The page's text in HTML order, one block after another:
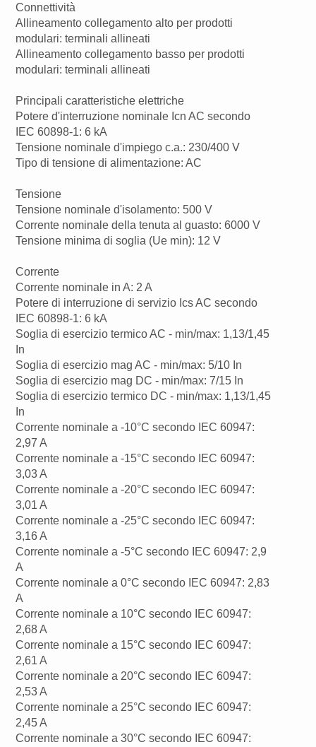
Connettività
Allineamento collegamento alto per prodotti
modulari: terminali allineati
Allineamento collegamento basso per prodotti
modulari: terminali allineati
Principali caratteristiche elettriche
Potere d'interruzione nominale Icn AC secondo
IEC 60898-1: 6 kA
Tensione nominale d'impiego c.a.: 230/400 V
Tipo di tensione di alimentazione: AC
Tensione
Tensione nominale d'isolamento: 500 V
Corrente nominale della tenuta al guasto: 6000 V
Tensione minima di soglia (Ue min): 12 V
Corrente
Corrente nominale in A: 2 A
Potere di interruzione di servizio Ics AC secondo
IEC 60898-1: 6 kA
Soglia di esercizio termico AC - min/max: 1,13/1,45
In
Soglia di esercizio mag AC - min/max: 5/10 In
Soglia di esercizio mag DC - min/max: 7/15 In
Soglia di esercizio termico DC - min/max: 1,13/1,45
In
Corrente nominale a -10°C secondo IEC 60947:
2,97 A
Corrente nominale a -15°C secondo IEC 60947:
3,03 A
Corrente nominale a -20°C secondo IEC 60947:
3,01 A
Corrente nominale a -25°C secondo IEC 60947:
3,16 A
Corrente nominale a -5°C secondo IEC 60947: 2,9
A
Corrente nominale a 0°C secondo IEC 60947: 2,83
A
Corrente nominale a 10°C secondo IEC 60947:
2,68 A
Corrente nominale a 15°C secondo IEC 60947:
2,61 A
Corrente nominale a 20°C secondo IEC 60947:
2,53 A
Corrente nominale a 25°C secondo IEC 60947:
2,45 A
Corrente nominale a 30°C secondo IEC 60947: